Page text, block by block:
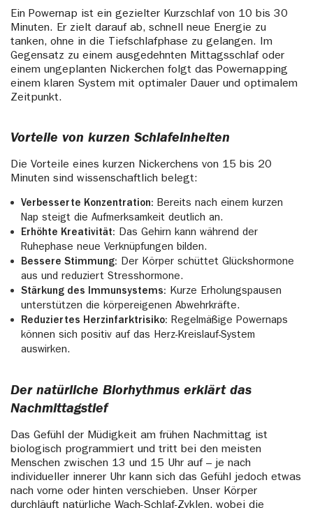
Ein Powernap ist ein gezielter Kurzschlaf von 10 bis 30
Minuten. Er zielt darauf ab, schnell neue Energie zu
tanken, ohne in die Tiefschlafphase zu gelangen. Im
Gegensatz zu einem ausgedehnten Mittagsschlaf oder
einem ungeplanten Nickerchen folgt das Powernapping
einem klaren System mit optimaler Dauer und optimalem
Zeitpunkt.
Vorteile von kurzen Schlafeinheiten
Die Vorteile eines kurzen Nickerchens von 15 bis 20
Minuten sind wissenschaftlich belegt:
Verbesserte Konzentration: Bereits nach einem kurzen
Nap steigt die Aufmerksamkeit deutlich an.
Erhöhte Kreativität: Das Gehirn kann während der
Ruhephase neue Verknüpfungen bilden.
Bessere Stimmung: Der Körper schüttet Glückshormone
aus und reduziert Stresshormone.
Stärkung des Immunsystems: Kurze Erholungspausen
unterstützen die körpereigenen Abwehrkräfte.
Reduziertes Herzinfarktrisiko: Regelmäßige Powernaps
können sich positiv auf das Herz-Kreislauf-System
auswirken.
Der natürliche Biorhythmus erklärt das
Nachmittagstief
Das Gefühl der Müdigkeit am frühen Nachmittag ist
biologisch programmiert und tritt bei den meisten
Menschen zwischen 13 und 15 Uhr auf – je nach
individueller innerer Uhr kann sich das Gefühl jedoch etwas
nach vorne oder hinten verschieben. Unser Körper